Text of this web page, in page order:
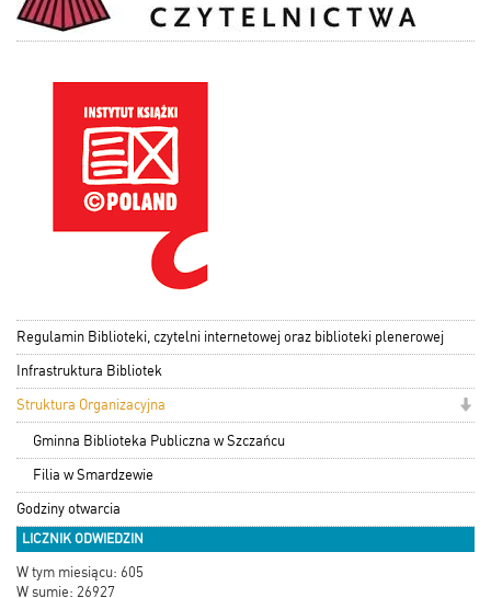
Regulamin Biblioteki, czytelni internetowej oraz biblioteki plenerowej
Infrastruktura Bibliotek
Struktura Organizacyjna
Gminna Biblioteka Publiczna w Szczańcu
Filia w Smardzewie
Godziny otwarcia
LICZNIK ODWIEDZIN
W tym miesiącu: 605
W sumie: 26927